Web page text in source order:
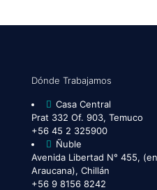
Dónde Trabajamos
Casa Central
Prat 332 Of. 903, Temuco
+56 45 2 325900
Ñuble
Avenida Libertad N° 455,
Araucana), Chillán
+56 9 8156 8242